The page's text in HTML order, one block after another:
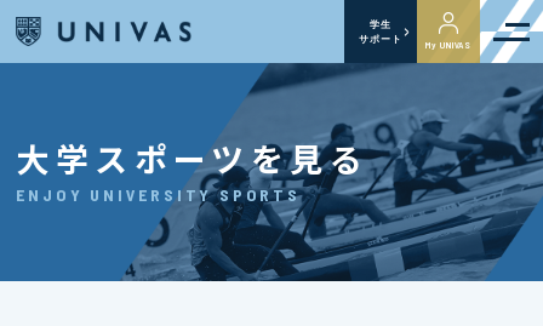
学生
サポート
My UNIVAS
大学スポーツを見る
ENJOY UNIVERSITY SPORTS